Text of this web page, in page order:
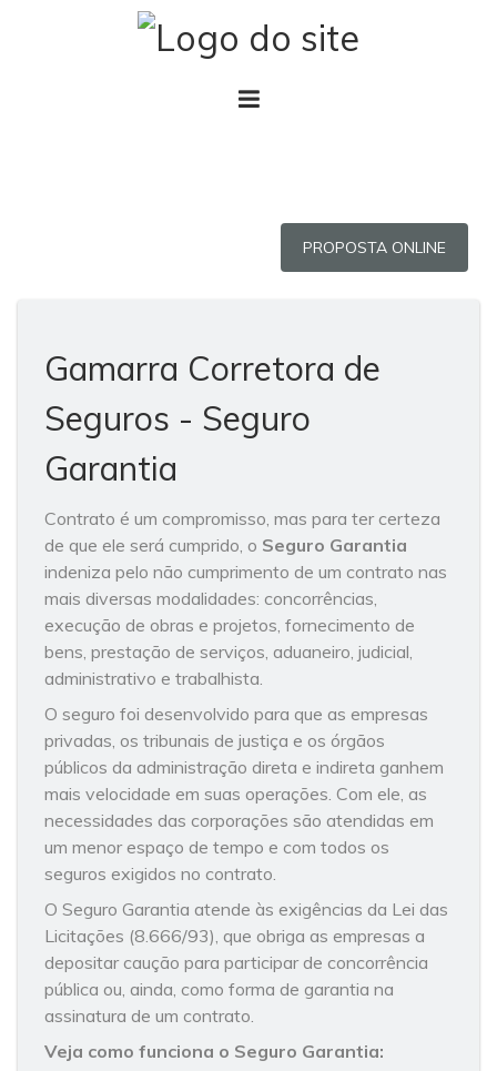
PROPOSTA ONLINE
Gamarra Corretora de
Seguros - Seguro
Garantia
Contrato é um compromisso, mas para ter certeza
de que ele será cumprido, o Seguro Garantia
indeniza pelo não cumprimento de um contrato nas
mais diversas modalidades: concorrências,
execução de obras e projetos, fornecimento de
bens, prestação de serviços, aduaneiro, judicial,
administrativo e trabalhista.
O seguro foi desenvolvido para que as empresas
privadas, os tribunais de justiça e os órgãos
públicos da administração direta e indireta ganhem
mais velocidade em suas operações. Com ele, as
necessidades das corporações são atendidas em
um menor espaço de tempo e com todos os
seguros exigidos no contrato.
O Seguro Garantia atende às exigências da Lei das
Licitações (8.666/93), que obriga as empresas a
depositar caução para participar de concorrência
pública ou, ainda, como forma de garantia na
assinatura de um contrato.
Veja como funciona o Seguro Garantia: